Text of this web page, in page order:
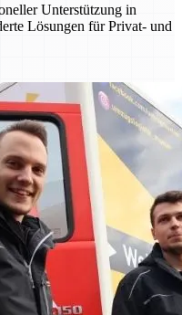
Unterstützung in
Lösungen für Privat- und